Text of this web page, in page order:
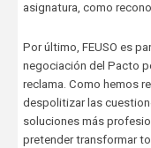
asignatura, como
Por último, FEUSO es
negociación del Pacto
reclama. Como hemos
despolitizar las
soluciones más
pretender transformar